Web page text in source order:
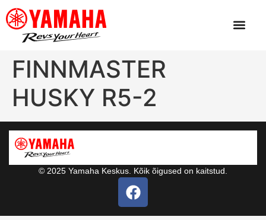
FINNMASTER
HUSKY R5-2
© 2025 Yamaha Keskus. Kõik õigused on kaitstud.